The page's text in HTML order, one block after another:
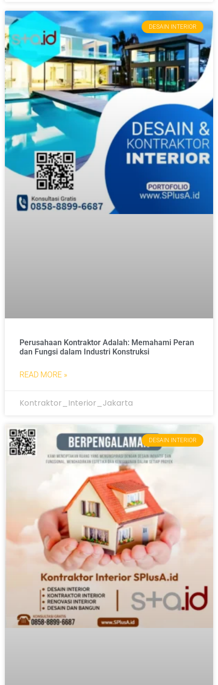
DESAIN INTERIOR
Perusahaan Kontraktor Adalah: Memahami Peran
dan Fungsi dalam Industri Konstruksi
READ MORE »
Kontraktor_Interior_Jakarta
DESAIN INTERIOR